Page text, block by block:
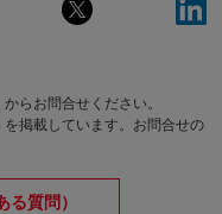
からお問合せください。
掲載しています。お問合せの
る質問）